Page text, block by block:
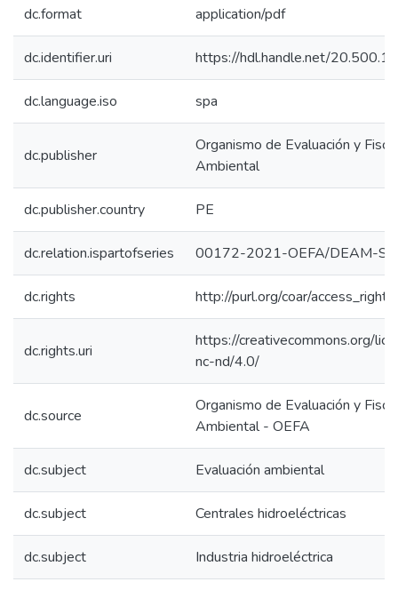
dc.format application/pdf
dc.identifier.uri https://hdl.handle.net/
dc.language.iso spa
dc.publisher
Organismo de Evaluación y
Ambiental
dc.publisher.country PE
dc.relation.ispartofseries 00172-2021-OEFA/DEAM-
dc.rights http://purl.org/coar/access_right/
dc.rights.uri
https://creativecommons.org/
nc-nd/4.0/
dc.source
Organismo de Evaluación y
Ambiental - OEFA
dc.subject Evaluación ambiental
dc.subject Centrales hidroeléctricas
dc.subject Industria hidroeléctrica